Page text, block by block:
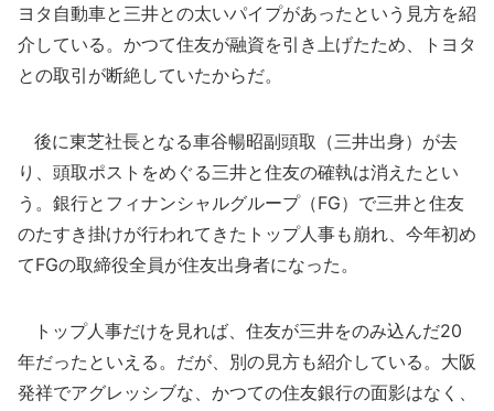
ヨタ自動車と三井との太いパイプがあったという見方を紹
介している。かつて住友が融資を引き上げたため、トヨタ
との取引が断絶していたからだ。
後に東芝社長となる車谷暢昭副頭取（三井出身）が去
り、頭取ポストをめぐる三井と住友の確執は消えたとい
う。銀行とフィナンシャルグループ（FG）で三井と住友
のたすき掛けが行われてきたトップ人事も崩れ、今年初め
てFGの取締役全員が住友出身者になった。
トップ人事だけを見れば、住友が三井をのみ込んだ20
年だったといえる。だが、別の見方も紹介している。大阪
発祥でアグレッシブな、かつての住友銀行の面影はなく、